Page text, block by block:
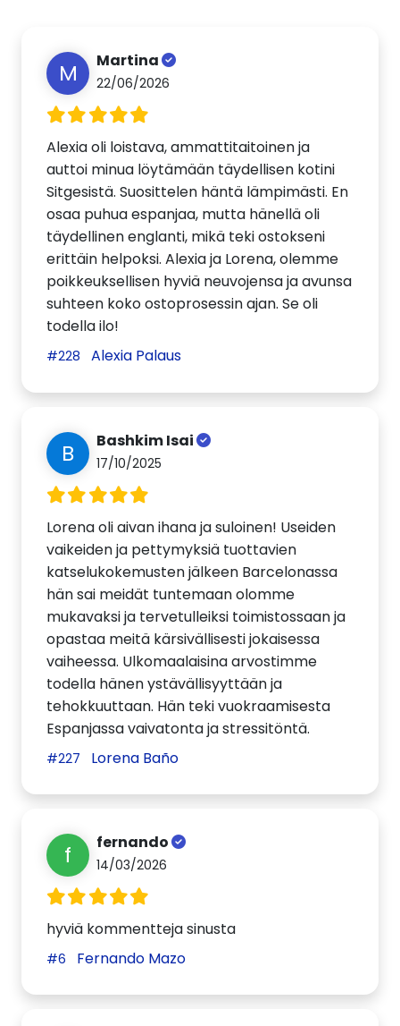
M Martina
22/06/2026
Alexia oli loistava, ammattitaitoinen ja
auttoi minua löytämään täydellisen kotini
Sitgesistä. Suosittelen häntä lämpimästi. En
osaa puhua espanjaa, mutta hänellä oli
täydellinen englanti, mikä teki ostokseni
erittäin helpoksi. Alexia ja Lorena, olemme
poikkeuksellisen hyviä neuvojensa ja avunsa
suhteen koko ostoprosessin ajan. Se oli
todella ilo!
#228 Alexia Palaus
B Bashkim Isai
17/10/2025
Lorena oli aivan ihana ja suloinen! Useiden
vaikeiden ja pettymyksiä tuottavien
katselukokemusten jälkeen Barcelonassa
hän sai meidät tuntemaan olomme
mukavaksi ja tervetulleiksi toimistossaan ja
opastaa meitä kärsivällisesti jokaisessa
vaiheessa. Ulkomaalaisina arvostimme
todella hänen ystävällisyyttään ja
tehokkuuttaan. Hän teki vuokraamisesta
Espanjassa vaivatonta ja stressitöntä.
#227 Lorena Baño
f fernando
14/03/2026
hyviä kommentteja sinusta
#6 Fernando Mazo